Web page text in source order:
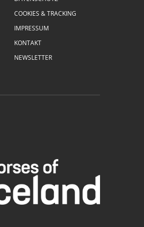
COOKIES & TRACKING
IMPRESSUM
KONTAKT
NEWSLETTER